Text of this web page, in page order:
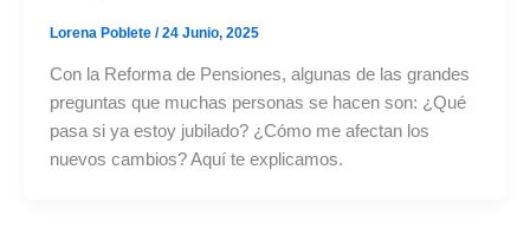
Lorena Poblete /24 Junio, 2025
Con la Reforma de Pensiones, algunas de las grandes
preguntas que muchas personas se hacen son: ¿Qué
pasa si ya estoy jubilado? ¿Cómo me afectan los
nuevos cambios? Aquí te explicamos.